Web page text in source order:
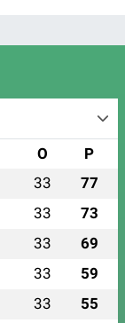
O P
33 77
33 73
33 69
33 59
33 55